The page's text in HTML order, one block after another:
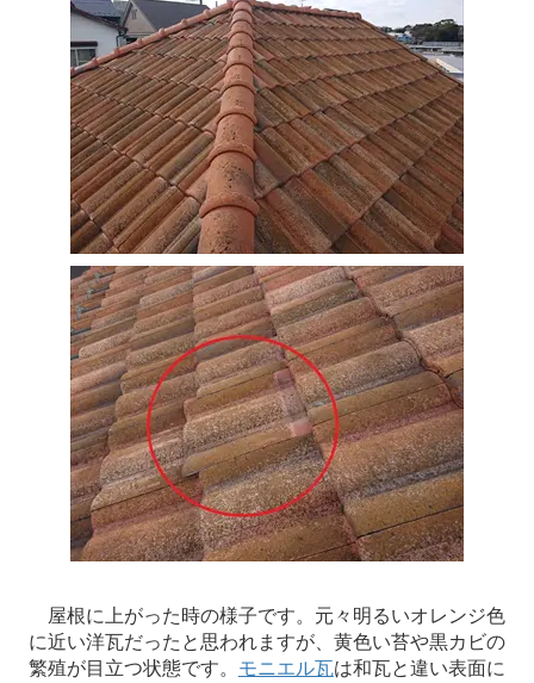
屋根に上がった時の様子です。元々明るいオレンジ色
に近い洋瓦だったと思われますが、黄色い苔や黒カビの
繁殖が目立つ状態です。 モニエル瓦は和瓦と違い表面に